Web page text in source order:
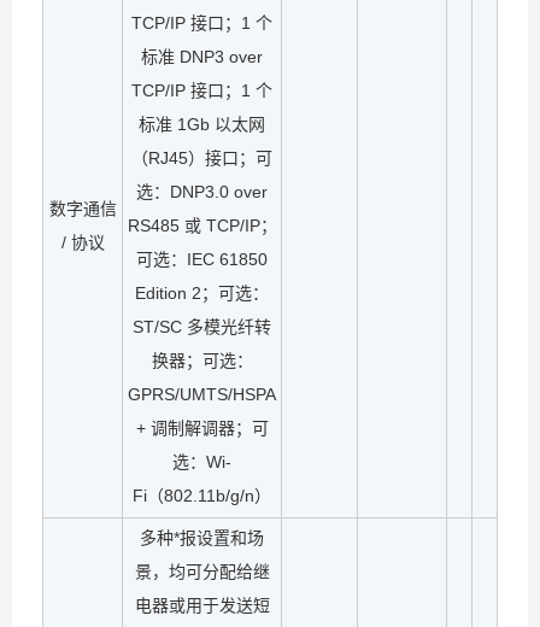
数字通信
/ 协议
TCP/IP 接口；1 个
标准 DNP3 over
TCP/IP 接口；1 个
标准 1Gb 以太网
（RJ45）接口；可
选：DNP3.0 over
RS485 或 TCP/IP；
可选：IEC 61850
Edition 2；可选：
ST/SC 多模光纤转
换器；可选：
GPRS/UMTS/HSPA
+ 调制解调器；可
选：Wi-
Fi（802.11b/g/n）
多种*报设置和场
景，均可分配给继
电器或用于发送短